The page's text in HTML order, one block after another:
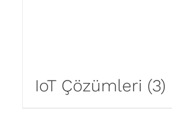
IoT Çözümleri (3)